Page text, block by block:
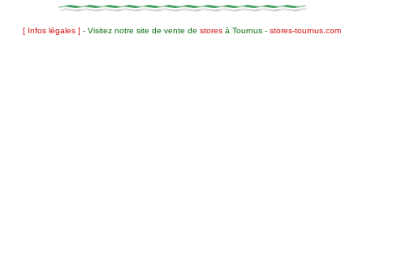
[ Infos légales ] - Visitez notre site de vente de stores à Tournus - stores-tournus.com